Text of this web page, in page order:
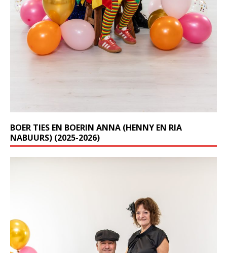
BOER TIES EN BOERIN ANNA (HENNY EN RIA
NABUURS) (2025-2026)